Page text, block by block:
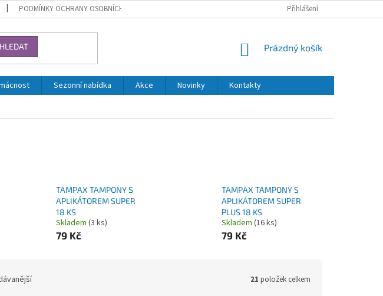
PODMÍNKY OCHRANY OSOBNÍCH ÚDAJŮ Přihlášení
HLEDAT
NÁKUPNÍ
Prázdný košík
Sezonní nabídka Akce Novinky
Kontakty
TAMPAX TAMPONY S
APLIKÁTOREM SUPER
18 KS
Skladem (3 ks)
79 Kč
TAMPAX TAMPONY S
APLIKÁTOREM SUPER
PLUS 18 KS
Skladem (16 ks)
79 Kč
21 položek celkem